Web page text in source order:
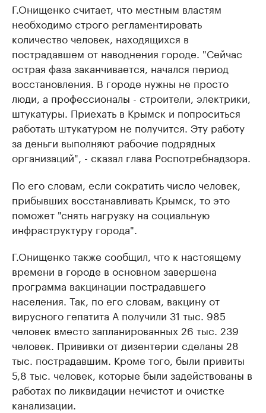
Г.Онищенко считает, что местным властям
необходимо строго регламентировать
количество человек, находящихся в
пострадавшем от наводнения городе. "Сейчас
острая фаза заканчивается, начался период
восстановления. В городе нужны не просто
люди, а профессионалы - строители, электрики,
штукатуры. Приехать в Крымск и попроситься
работать штукатуром не получится. Эту работу
за деньги выполняют рабочие подрядных
организаций", - сказал глава Роспотребнадзора.
По его словам, если сократить число человек,
прибывших восстанавливать Крымск, то это
поможет "снять нагрузку на социальную
инфраструктуру города".
Г.Онищенко также сообщил, что к настоящему
времени в городе в основном завершена
программа вакцинации пострадавшего
населения. Так, по его словам, вакцину от
вирусного гепатита А получили 31 тыс. 985
человек вместо запланированных 26 тыс. 239
человек. Прививки от дизентерии сделаны 28
тыс. пострадавшим. Кроме того, были привиты
5,8 тыс. человек, которые были задействованы в
работах по ликвидации нечистот и очистке
канализации.